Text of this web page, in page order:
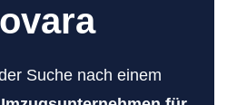
Suche nach einem